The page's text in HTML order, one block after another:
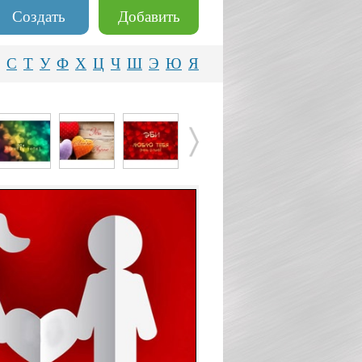
Добавить
Создать
С Т У Ф Х Ц Ч Ш Э Ю Я